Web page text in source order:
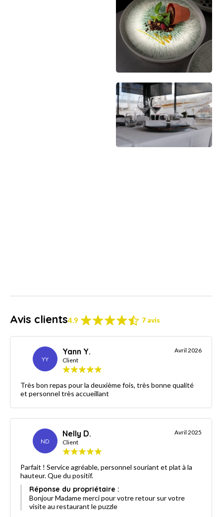
Avis clients4.9 7 avis
YY
Yann Y.
Client
Avril 2026
Très bon repas pour la deuxième fois, très bonne qualité
et personnel très accueillant
ND
Nelly D.
Client
Avril 2025
Parfait ! Service agréable, personnel souriant et plat à la
hauteur. Que du positif.
Réponse du propriétaire :
Bonjour Madame merci pour votre retour sur votre
visite au restaurant le puzzle